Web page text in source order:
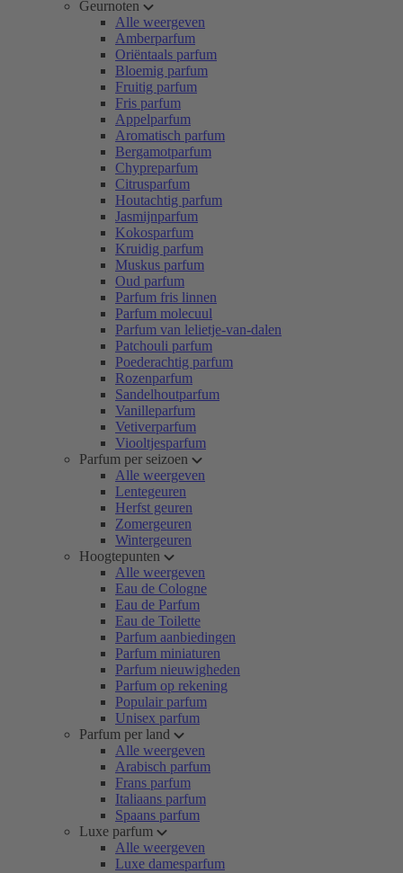
Geurnoten
Alle weergeven
Amberparfum
Oriëntaals parfum
Bloemig parfum
Fruitig parfum
Fris parfum
Appelparfum
Aromatisch parfum
Bergamotparfum
Chypreparfum
Citrusparfum
Houtachtig parfum
Jasmijnparfum
Kokosparfum
Kruidig parfum
Muskus parfum
Oud parfum
Parfum fris linnen
Parfum molecuul
Parfum van lelietje-van-dalen
Patchouli parfum
Poederachtig parfum
Rozenparfum
Sandelhoutparfum
Vanilleparfum
Vetiverparfum
Viooltjesparfum
Parfum per seizoen
Alle weergeven
Lentegeuren
Herfst geuren
Zomergeuren
Wintergeuren
Hoogtepunten
Alle weergeven
Eau de Cologne
Eau de Parfum
Eau de Toilette
Parfum aanbiedingen
Parfum miniaturen
Parfum nieuwigheden
Parfum op rekening
Populair parfum
Unisex parfum
Parfum per land
Alle weergeven
Arabisch parfum
Frans parfum
Italiaans parfum
Spaans parfum
Luxe parfum
Alle weergeven
Luxe damesparfum